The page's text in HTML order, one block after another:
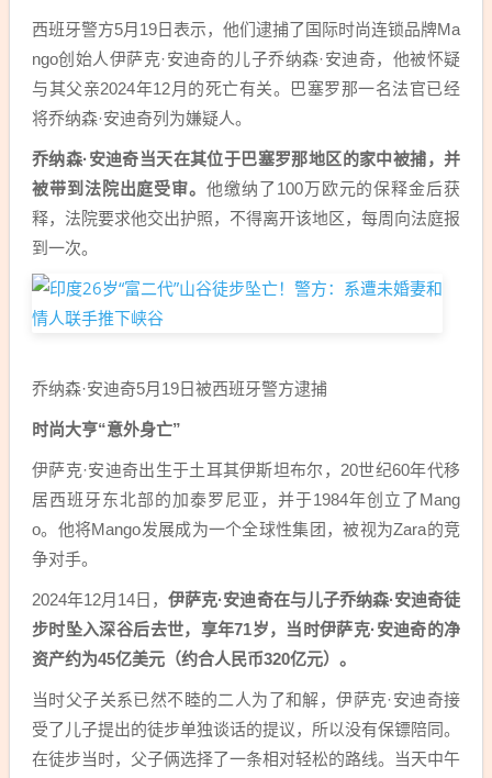
西班牙警方5月19日表示，他们逮捕了国际时尚连锁品牌Ma
ngo创始人伊萨克·安迪奇的儿子乔纳森·安迪奇，他被怀疑
与其父亲2024年12月的死亡有关。巴塞罗那一名法官已经
将乔纳森·安迪奇列为嫌疑人。
乔纳森·安迪奇当天在其位于巴塞罗那地区的家中被捕，并
被带到法院出庭受审。他缴纳了100万欧元的保释金后获
释，法院要求他交出护照，不得离开该地区，每周向法庭报
到一次。
乔纳森·安迪奇5月19日被西班牙警方逮捕
时尚大亨“意外身亡”
伊萨克·安迪奇出生于土耳其伊斯坦布尔，20世纪60年代移
居西班牙东北部的加泰罗尼亚，并于1984年创立了Mang
o。他将Mango发展成为一个全球性集团，被视为Zara的竞
争对手。
2024年12月14日，伊萨克·安迪奇在与儿子乔纳森·安迪奇徒
步时坠入深谷后去世，享年71岁，当时伊萨克·安迪奇的净
资产约为45亿美元（约合人民币320亿元）。
当时父子关系已然不睦的二人为了和解，伊萨克·安迪奇接
受了儿子提出的徒步单独谈话的提议，所以没有保镖陪同。
在徒步当时，父子俩选择了一条相对轻松的路线。当天中午